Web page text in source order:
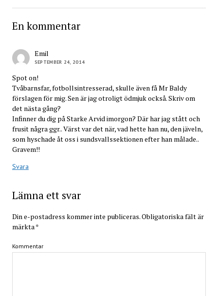
En kommentar
Emil
SEPTEMBER 24, 2014
Spot on!
Tvåbarnsfar, fotbollsintresserad, skulle även få Mr Baldy
förslagen för mig. Sen är jag otroligt ödmjuk också. Skriv om
det nästa gång?
Infinner du dig på Starke Arvid imorgon? Där har jag stått och
frusit några ggr.. Värst var det när, vad hette han nu, den jäveln,
som hyschade åt oss i sundsvallssektionen efter han målade..
Gravem!!
Svara
Lämna ett svar
Din e-postadress kommer inte publiceras.Obligatoriska fält är
märkta*
Kommentar